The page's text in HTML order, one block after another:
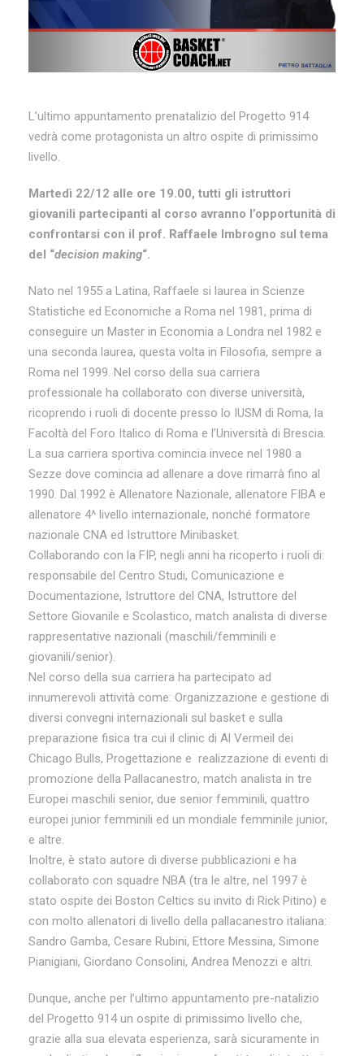
L’ultimo appuntamento prenatalizio del Progetto 914
vedrà come protagonista un altro ospite di primissimo
livello.
Martedì 22/12 alle ore 19.00, tutti gli istruttori
giovanili partecipanti al corso avranno l’opportunità di
confrontarsi con il prof. Raffaele Imbrogno sul tema
del “decision making“.
Nato nel 1955 a Latina, Raffaele si laurea in Scienze
Statistiche ed Economiche a Roma nel 1981, prima di
conseguire un Master in Economia a Londra nel 1982 e
una seconda laurea, questa volta in Filosofia, sempre a
Roma nel 1999. Nel corso della sua carriera
professionale ha collaborato con diverse università,
ricoprendo i ruoli di docente presso lo IUSM di Roma, la
Facoltà del Foro Italico di Roma e l’Università di Brescia.
La sua carriera sportiva comincia invece nel 1980 a
Sezze dove comincia ad allenare a dove rimarrà fino al
1990. Dal 1992 è Allenatore Nazionale, allenatore FIBA e
allenatore 4^ livello internazionale, nonché formatore
nazionale CNA ed Istruttore Minibasket.
Collaborando con la FIP, negli anni ha ricoperto i ruoli di:
responsabile del Centro Studi, Comunicazione e
Documentazione, Istruttore del CNA, Istruttore del
Settore Giovanile e Scolastico, match analista di diverse
rappresentative nazionali (maschili/femminili e
giovanili/senior).
Nel corso della sua carriera ha partecipato ad
innumerevoli attività come: Organizzazione e gestione di
diversi convegni internazionali sul basket e sulla
preparazione fisica tra cui il clinic di Al Vermeil dei
Chicago Bulls, Progettazione e realizzazione di eventi di
promozione della Pallacanestro, match analista in tre
Europei maschili senior, due senior femminili, quattro
europei junior femminili ed un mondiale femminile junior,
e altre.
Inoltre, è stato autore di diverse pubblicazioni e ha
collaborato con squadre NBA (tra le altre, nel 1997 è
stato ospite dei Boston Celtics su invito di Rick Pitino) e
con molto allenatori di livello della pallacanestro italiana:
Sandro Gamba, Cesare Rubini, Ettore Messina, Simone
Pianigiani, Giordano Consolini, Andrea Menozzi e altri.
Dunque, anche per l’ultimo appuntamento pre-natalizio
del Progetto 914 un ospite di primissimo livello che,
grazie alla sua elevata esperienza, sarà sicuramente in